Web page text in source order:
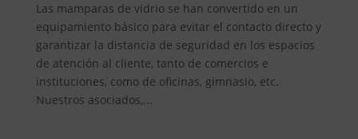
Las mamparas de vidrio se han convertido en un
equipamiento básico para evitar el contacto directo y
garantizar la distancia de seguridad en los espacios
de atención al cliente, tanto de comercios e
instituciones, como de oficinas, gimnasio, etc.
Nuestros asociados,...